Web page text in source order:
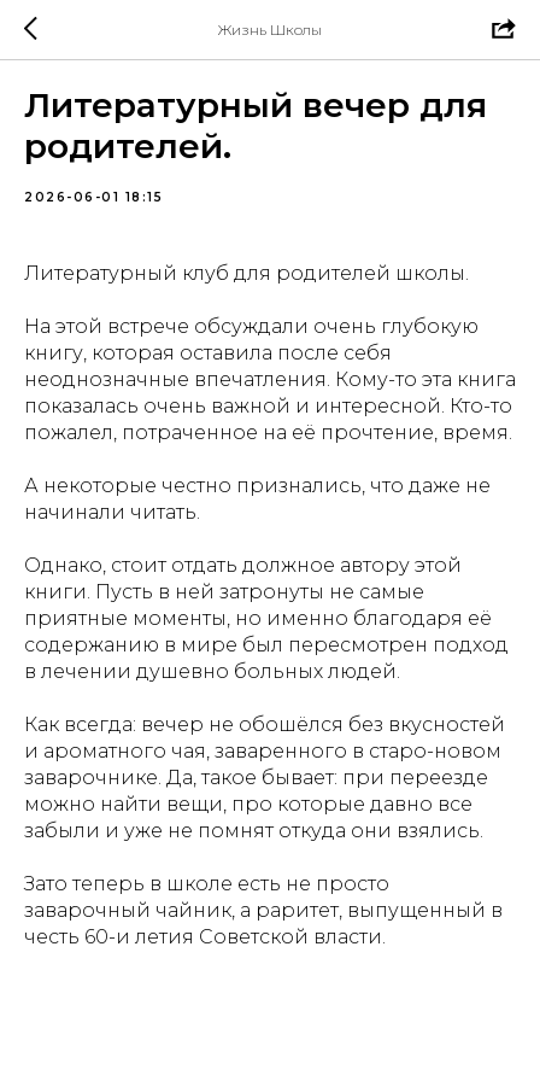
Жизнь Школы
Литературный вечер для
родителей.
2026-06-01 18:15
Литературный клуб для родителей школы.
На этой встрече обсуждали очень глубокую
книгу, которая оставила после себя
неоднозначные впечатления. Кому-то эта книга
показалась очень важной и интересной. Кто-то
пожалел, потраченное на её прочтение, время.
А некоторые честно признались, что даже не
начинали читать.
Однако, стоит отдать должное автору этой
книги. Пусть в ней затронуты не самые
приятные моменты, но именно благодаря её
содержанию в мире был пересмотрен подход
в лечении душевно больных людей.
Как всегда: вечер не обошёлся без вкусностей
и ароматного чая, заваренного в старо-новом
заварочнике. Да, такое бывает: при переезде
можно найти вещи, про которые давно все
забыли и уже не помнят откуда они взялись.
Зато теперь в школе есть не просто
заварочный чайник, а раритет, выпущенный в
честь 60-и летия Советской власти.